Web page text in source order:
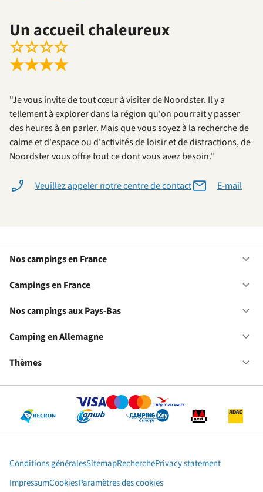
Un accueil chaleureux
☆☆☆☆
★★★★
"Je vous invite de tout cœur à visiter de Noordster. Il y a
tellement à explorer dans la région qu'on pourrait y passer
des heures à en parler. Mais que vous soyez à la recherche de
calme et d'espace ou d'activités de loisir et de distractions, de
Noordster vous offre tout ce dont vous avez besoin."
Veuillez appeler notre centre de contact E-mail
Nos campings en France
Campings en France
Nos campings aux Pays-Bas
Camping en Allemagne
Thèmes
Conditions généralesSitemapRecherchePrivacy statement
ImpressumCookiesParamètres des cookies